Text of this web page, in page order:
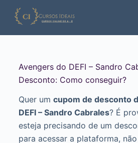
Pular
para
Avengers do DEFI – Sandro
Desconto: Como conseguir?
Quer um cupom de desconto
DEFI – Sandro Cabrales? É
esteja precisando de um
para acessar a plataforma,